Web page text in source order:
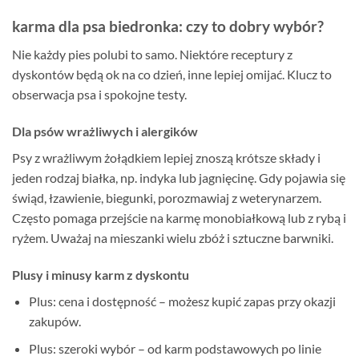
karma dla psa biedronka: czy to dobry wybór?
Nie każdy pies polubi to samo. Niektóre receptury z
dyskontów będą ok na co dzień, inne lepiej omijać. Klucz to
obserwacja psa i spokojne testy.
Dla psów wrażliwych i alergików
Psy z wrażliwym żołądkiem lepiej znoszą krótsze składy i
jeden rodzaj białka, np. indyka lub jagnięcinę. Gdy pojawia się
świąd, łzawienie, biegunki, porozmawiaj z weterynarzem.
Często pomaga przejście na karmę monobiałkową lub z rybą i
ryżem. Uważaj na mieszanki wielu zbóż i sztuczne barwniki.
Plusy i minusy karm z dyskontu
Plus: cena i dostępność – możesz kupić zapas przy okazji
zakupów.
Plus: szeroki wybór – od karm podstawowych po linie